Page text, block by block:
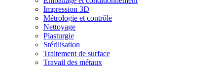
Impression 3D
Métrologie et contrôle
Nettoyage
Plasturgie
Stérilisation
Traitement de surface
Travail des métaux